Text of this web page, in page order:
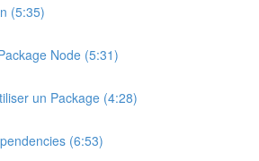
(5:35)
Node (5:31)
un Package (4:28)
(6:53)